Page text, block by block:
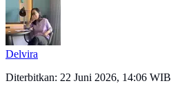
Delvira
Diterbitkan: 22 Juni 2026, 14:06 WIB